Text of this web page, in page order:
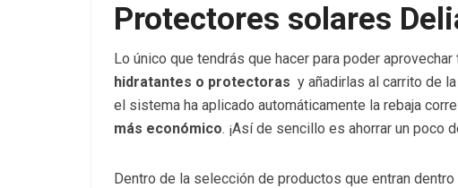
Protectores solares
Lo único que tendrás que hacer para poder
hidratantes o protectoras y añadirlas al carrito de
el sistema ha aplicado automáticamente la rebaja
más económico. ¡Así de sencillo es ahorrar un poco
Dentro de la selección de productos que entran